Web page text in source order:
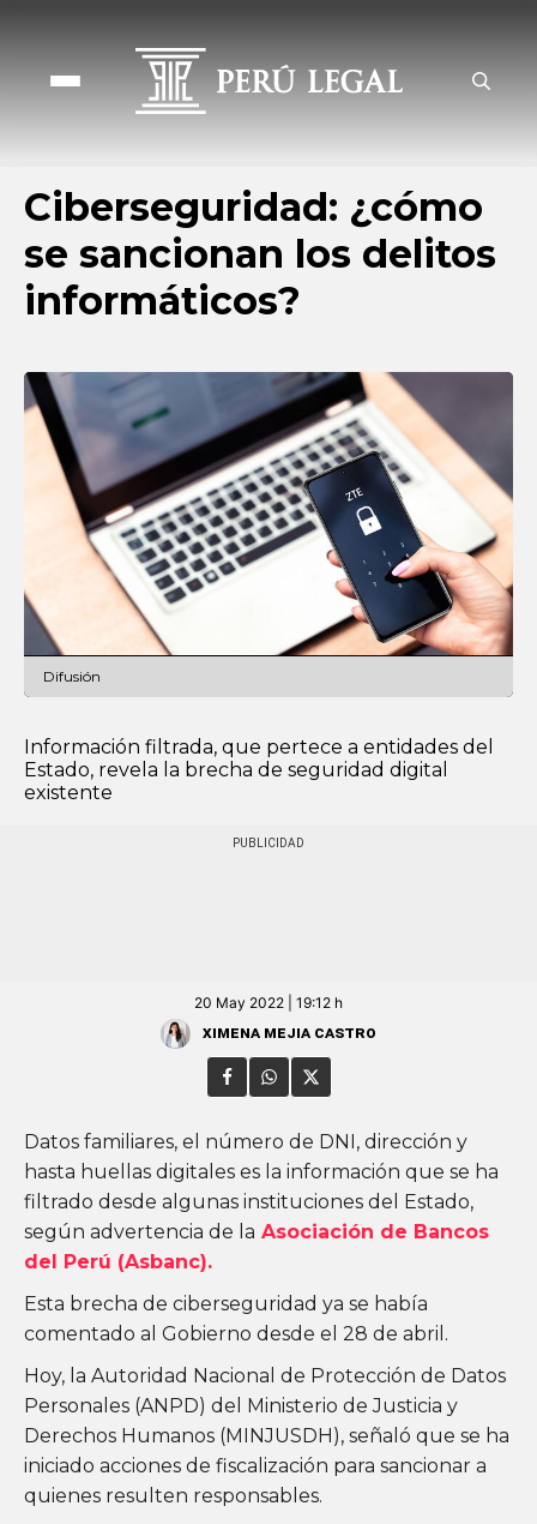
Ciberseguridad: ¿cómo
se sancionan los delitos
informáticos?
Difusión
Información filtrada, que pertece a entidades del
Estado, revela la brecha de seguridad digital
existente
20 May 2022 | 19:12 h
Ximena Mejia Castro
Datos familiares, el número de DNI, dirección y
hasta huellas digitales es la información que se ha
filtrado desde algunas instituciones del Estado,
según advertencia de la Asociación de Bancos
del Perú (Asbanc).
Esta brecha de ciberseguridad ya se había
comentado al Gobierno desde el 28 de abril.
Hoy, la Autoridad Nacional de Protección de Datos
Personales (ANPD) del Ministerio de Justicia y
Derechos Humanos (MINJUSDH), señaló que se ha
iniciado acciones de fiscalización para sancionar a
quienes resulten responsables.